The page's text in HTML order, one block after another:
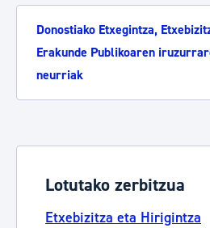
Donostiako Etxegintza,
Erakunde Publikoaren
neurriak
Lotutako zerbitzua
Etxebizitza eta Hirigintza